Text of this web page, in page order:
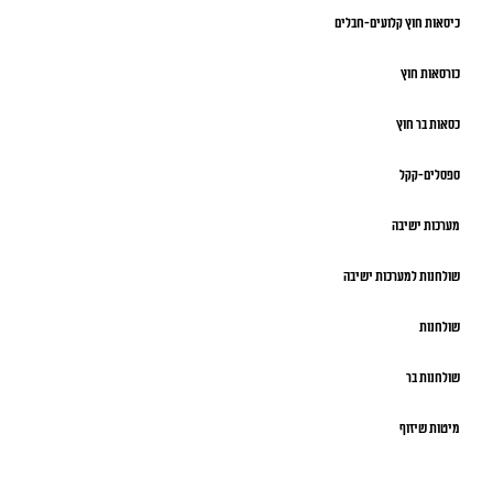
כיסאות חוץ קלועים-חבלים
כורסאות חוץ
כסאות בר חוץ
ספסלים-קקל
מערכות ישיבה
שולחנות למערכות ישיבה
שולחנות
שולחנות בר
מיטות שיזוף